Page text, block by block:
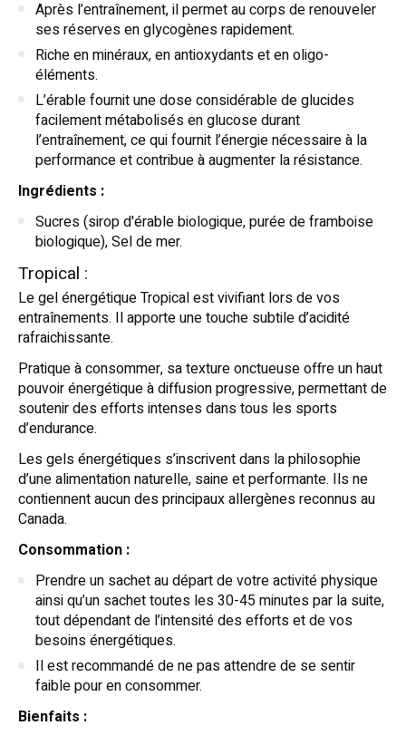
Après l’entraînement, il permet au corps de renouveler
ses réserves en glycogènes rapidement.
Riche en minéraux, en antioxydants et en oligo-
éléments.
L’érable fournit une dose considérable de glucides
facilement métabolisés en glucose durant
l’entraînement, ce qui fournit l’énergie nécessaire à la
performance et contribue à augmenter la résistance.
Ingrédients :
Sucres (sirop d'érable biologique, purée de framboise
biologique), Sel de mer.
Tropical :
Le gel énergétique Tropical est vivifiant lors de vos
entraînements. Il apporte une touche subtile d’acidité
rafraichissante.
Pratique à consommer, sa texture onctueuse offre un haut
pouvoir énergétique à diffusion progressive, permettant de
soutenir des efforts intenses dans tous les sports
d’endurance.
Les gels énergétiques s’inscrivent dans la philosophie
d’une alimentation naturelle, saine et performante. Ils ne
contiennent aucun des principaux allergènes reconnus au
Canada.
Consommation :
Prendre un sachet au départ de votre activité physique
ainsi qu’un sachet toutes les 30-45 minutes par la suite,
tout dépendant de l’intensité des efforts et de vos
besoins énergétiques.
Il est recommandé de ne pas attendre de se sentir
faible pour en consommer.
Bienfaits :